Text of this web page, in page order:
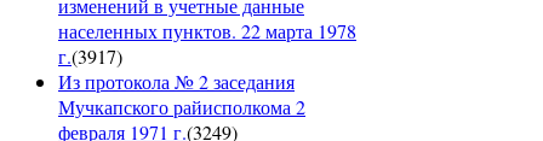
изменений в учетные данные
населенных пунктов. 22 марта 1978
г.(3917)
Из протокола № 2 заседания
Мучкапского райисполкома 2
февраля 1971 г.(3249)